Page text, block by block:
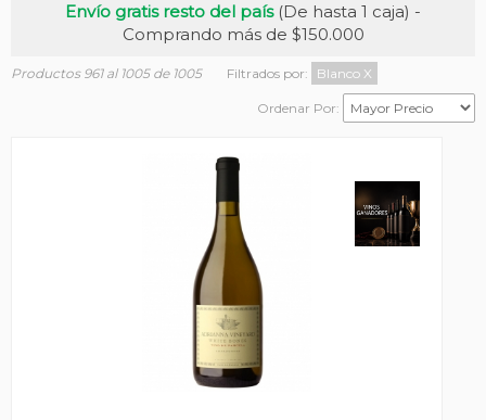
Envío gratis resto del país(De hasta 1 caja) -
Comprando más de $150.000
Productos 961 al 1005 de 1005 Filtrados por: Blanco X
Ordenar Por: